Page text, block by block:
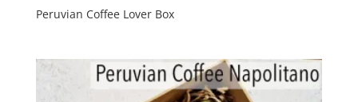
Peruvian Coffee Lover Box